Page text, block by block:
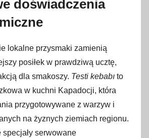
doświadczenia
lokalne przysmaki zamienią
posiłek w prawdziwą ucztę,
dla smakoszy. Testi kebabı to
w kuchni Kapadocji, która
przygotowywane z warzyw i
na żyznych ziemiach regionu.
specjały serwowane